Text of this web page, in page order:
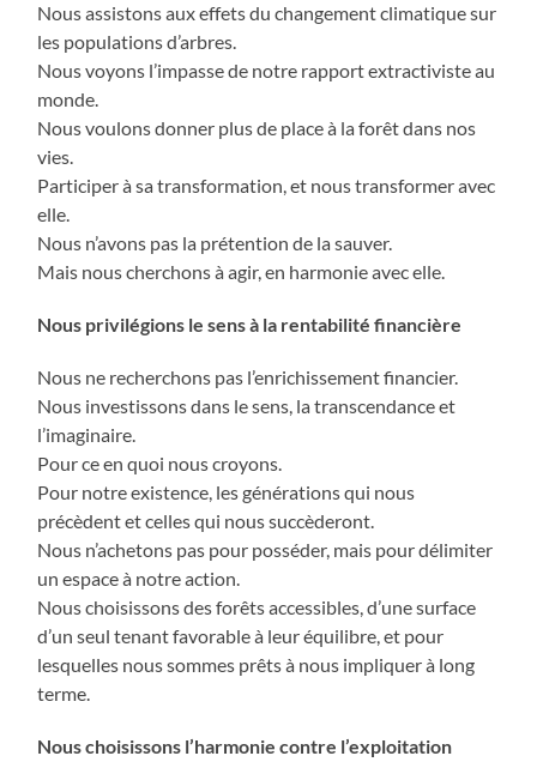
Nous assistons aux effets du changement climatique sur
les populations d’arbres.
Nous voyons l’impasse de notre rapport extractiviste au
monde.
Nous voulons donner plus de place à la forêt dans nos
vies.
Participer à sa transformation, et nous transformer avec
elle.
Nous n’avons pas la prétention de la sauver.
Mais nous cherchons à agir, en harmonie avec elle.
Nous privilégions le sens à la rentabilité financière
Nous ne recherchons pas l’enrichissement financier.
Nous investissons dans le sens, la transcendance et
l’imaginaire.
Pour ce en quoi nous croyons.
Pour notre existence, les générations qui nous
précèdent et celles qui nous succèderont.
Nous n’achetons pas pour posséder, mais pour délimiter
un espace à notre action.
Nous choisissons des forêts accessibles, d’une surface
d’un seul tenant favorable à leur équilibre, et pour
lesquelles nous sommes prêts à nous impliquer à long
terme.
Nous choisissons l’harmonie contre l’exploitation